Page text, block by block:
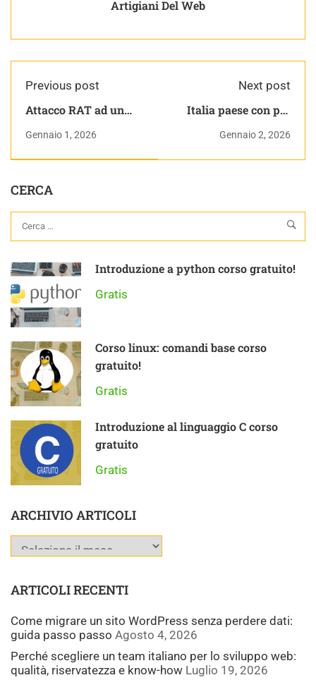
Artigiani Del Web
Previous post
Attacco RAT ad un
#cybersecurity2025
#cybersecurity
Gennaio 1, 2026
Next post
Italia paese con più
Europa
Gennaio 2, 2026
CERCA
Introduzione a python corso gratuito!
Gratis
Corso linux: comandi base corso
gratuito!
Gratis
Introduzione al linguaggio C corso
gratuito
Gratis
ARCHIVIO ARTICOLI
ARTICOLI RECENTI
Come migrare un sito WordPress senza perdere dati:
guida passo passo Agosto 4, 2026
Perché scegliere un team italiano per lo sviluppo web:
qualità, riservatezza e know-how Luglio 19, 2026